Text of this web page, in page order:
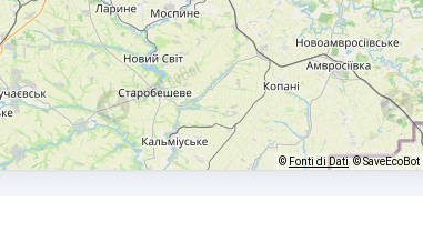
© Fonti di Dati © SaveEcoBot